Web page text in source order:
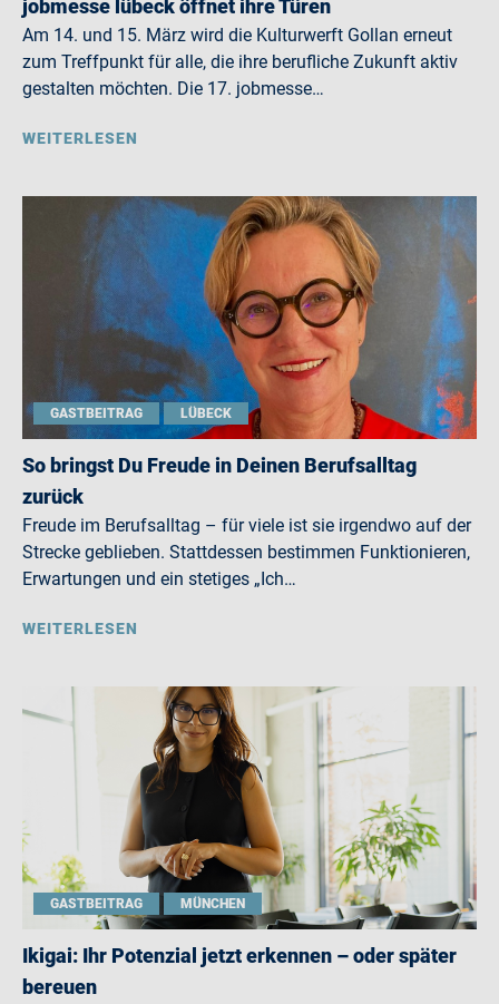
jobmesse lübeck öffnet ihre Türen
Am 14. und 15. März wird die Kulturwerft Gollan erneut
zum Treffpunkt für alle, die ihre berufliche Zukunft aktiv
gestalten möchten. Die 17. jobmesse…
WEITERLESEN
GASTBEITRAG LÜBECK
So bringst Du Freude in Deinen Berufsalltag
zurück
Freude im Berufsalltag – für viele ist sie irgendwo auf der
Strecke geblieben. Stattdessen bestimmen Funktionieren,
Erwartungen und ein stetiges „Ich…
WEITERLESEN
GASTBEITRAG MÜNCHEN
Ikigai: Ihr Potenzial jetzt erkennen – oder später
bereuen